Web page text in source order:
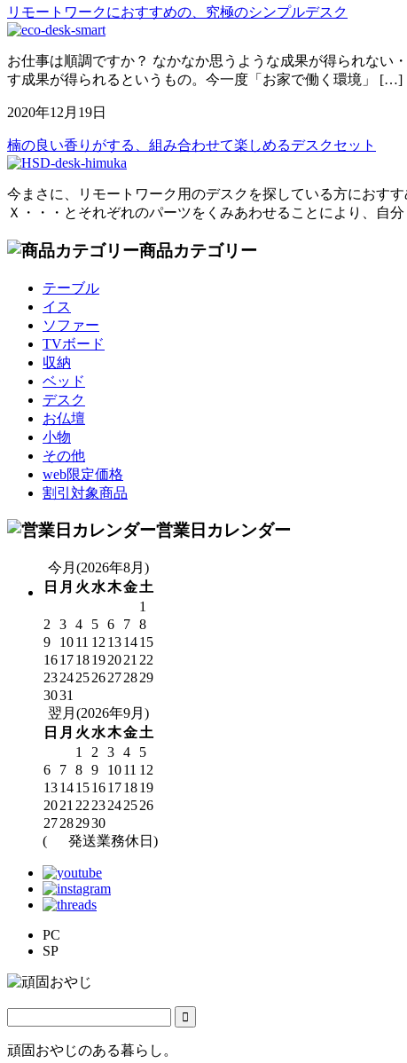
リモートワークにおすすめの、究極のシンプルデスク
お仕事は順調ですか？ なかなか思うような成果が得られない
す成果が得られるというもの。今一度「お家で働く環境」 […]
2020年12月19日
楠の良い香りがする、組み合わせて楽しめるデスクセット
今まさに、リモートワーク用のデスクを探している方におす
Ｘ・・・とそれぞれのパーツをくみあわせることにより、自
商品カテゴリー
テーブル
イス
ソファー
TVボード
収納
ベッド
デスク
お仏壇
小物
その他
web限定価格
割引対象商品
営業日カレンダー
今月(2026年8月)
日 月 火 水木金土
1
2
3 4 5 6 7 8
9
1011 12 131415
161718192021 22
23242526272829
3031
翌月(2026年9月)
日 月 火 水木金土
1
2 3 4
5
6
7 8 9 1011 12
13141516171819
2021 22 23242526
27282930
(
発送業務休日)
PC
SP
頑固おやじのある暮らし。